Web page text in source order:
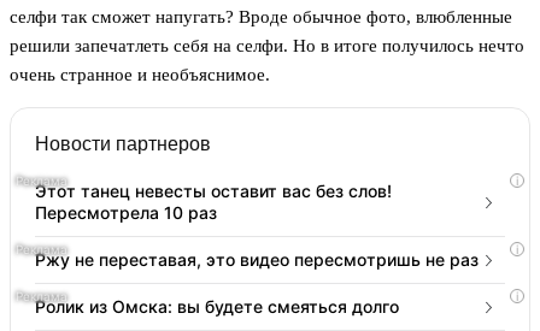
селфи так сможет напугать? Вроде обычное фото, влюбленные
решили запечатлеть себя на селфи. Но в итоге получилось нечто
очень странное и необъяснимое.
Новости партнеров
i
Этот танец невесты оставит вас без слов!
Пересмотрела 10 раз
i
Ржу не переставая, это видео пересмотришь не раз
i
Ролик из Омска: вы будете смеяться долго